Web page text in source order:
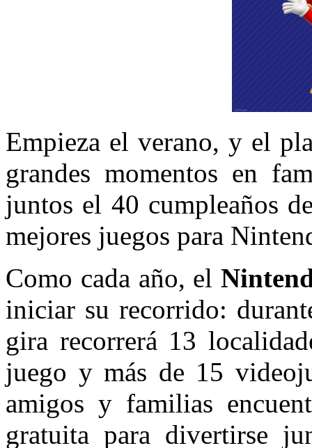
Empieza el verano, y el
grandes momentos en
juntos el 40 cumpleaños
mejores juegos para
Como cada año, el
iniciar su recorrido:
gira recorrerá 13
juego y más de 15
amigos y familias
gratuita para divertirse